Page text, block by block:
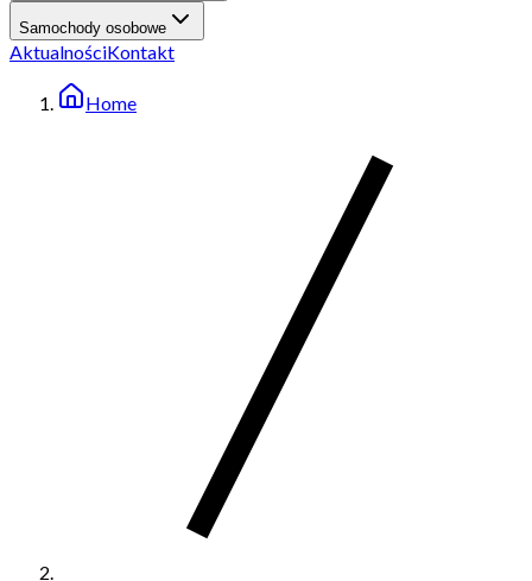
Samochody osobowe
AktualnościKontakt
Home